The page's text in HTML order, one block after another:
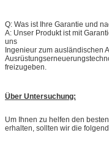
Q: Was ist Ihre Garantie und
A: Unser Produkt ist mit
uns
Ingenieur zum ausländischen
freizugeben.
Über Untersuchung:
Um Ihnen zu helfen den
erhalten, sollten wir die